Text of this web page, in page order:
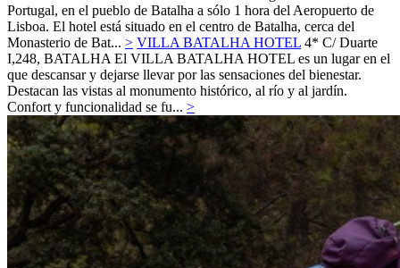
Portugal, en el pueblo de Batalha a sólo 1 hora del Aeropuerto de
Lisboa. El hotel está situado en el centro de Batalha, cerca del
Monasterio de Bat... > VILLA BATALHA HOTEL 4* C/ Duarte
I,248, BATALHA El VILLA BATALHA HOTEL es un lugar en el
que descansar y dejarse llevar por las sensaciones del bienestar.
Destacan las vistas al monumento histórico, al río y al jardín.
Confort y funcionalidad se fu... >